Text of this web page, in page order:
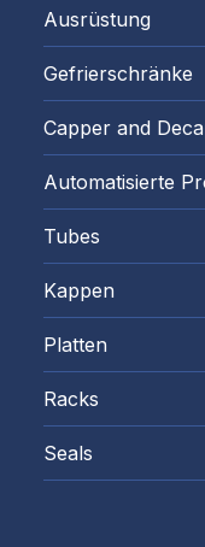
Ausrüstung
Gefrierschränke
Capper and
Automatisierte
Tubes
Kappen
Platten
Racks
Seals